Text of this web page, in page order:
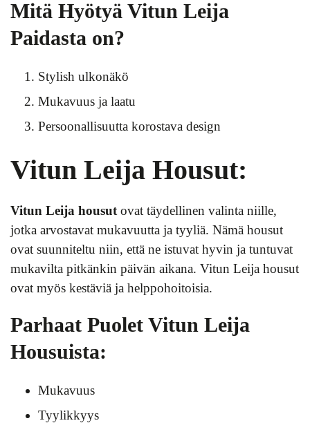
Mitä Hyötyä Vitun Leija
Paidasta on?
Stylish ulkonäkö
Mukavuus ja laatu
Persoonallisuutta korostava design
Vitun Leija Housut:
Vitun Leija housut ovat täydellinen valinta niille,
jotka arvostavat mukavuutta ja tyyliä. Nämä housut
ovat suunniteltu niin, että ne istuvat hyvin ja tuntuvat
mukavilta pitkänkin päivän aikana. Vitun Leija housut
ovat myös kestäviä ja helppohoitoisia.
Parhaat Puolet Vitun Leija
Housuista:
Mukavuus
Tyylikkyys